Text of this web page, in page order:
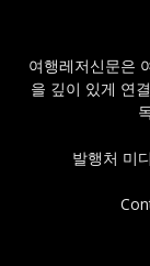
여행레저신문은
을 깊이 있게 연
발행처 미